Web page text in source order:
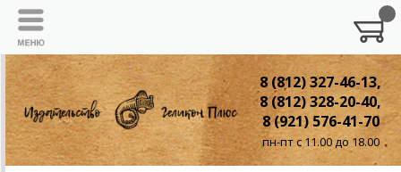
8 (812) 327-46-13,
8 (812) 328-20-40,
8 (921) 576-41-70
пн-пт с 11.00 до 18.00